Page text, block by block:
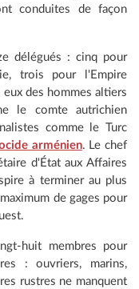
conduites de façon
délégués : cinq pour
trois pour l'Empire
des hommes altiers
le comte autrichien
comme le Turc
arménien. Le chef
d'État aux Affaires
à terminer au plus
de gages pour
huit membres pour
: ouvriers, marins,
rustres ne manquent